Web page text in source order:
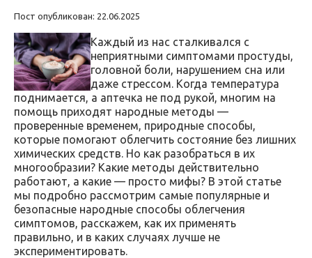
Пост опубликован: 22.06.2025
Каждый из нас сталкивался с
неприятными симптомами простуды,
головной боли, нарушением сна или
даже стрессом. Когда температура
поднимается, а аптечка не под рукой, многим на
помощь приходят народные методы —
проверенные временем, природные способы,
которые помогают облегчить состояние без лишних
химических средств. Но как разобраться в их
многообразии? Какие методы действительно
работают, а какие — просто мифы? В этой статье
мы подробно рассмотрим самые популярные и
безопасные народные способы облегчения
симптомов, расскажем, как их применять
правильно, и в каких случаях лучше не
экспериментировать.